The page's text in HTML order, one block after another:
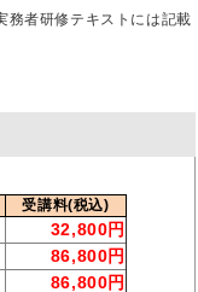
務者研修テキストには記載
受講料(税込)
32,800円
86,800円
86,800円